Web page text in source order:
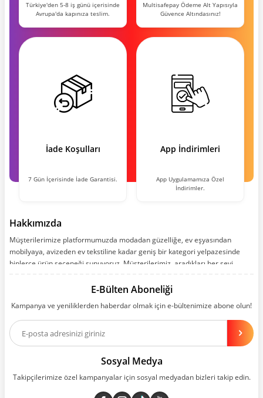
Türkiye'den 5-8 iş günü içerisinde
Avrupa'da kapınıza teslim.
Multisafepay Ödeme Alt Yapısıyla
Güvence Altındasınız!
İade Koşulları
7 Gün İçerisinde İade Garantisi.
App İndirimleri
App Uygulamamıza Özel
İndirimler.
Hakkımızda
Müşterilerimize platformumuzda modadan güzelliğe, ev eşyasından
mobilyaya, avizeden ev tekstiline kadar geniş bir kategori yelpazesinde
binlerce ürün seçeneği sunuyoruz. Müşterilerimiz, aradıkları her şeyi
kusursuz ve keyifli bir alışveriş yolculuğu sunarken deneyiminize değer
Aynı zamanda App uygulamımızı kullanan müşterilerimize özel indirim
olanakları sunuyoruz. Çalışmalarımızı müşterilerimizin memnuniyetini
esas alarak yürütüyoruz.
E-Bülten Aboneliği
Kampanya ve yeniliklerden haberdar olmak için e-bültenimize abone olun!
Sosyal Medya
Takipçilerimize özel kampanyalar için sosyal medyadan bizleri takip edin.